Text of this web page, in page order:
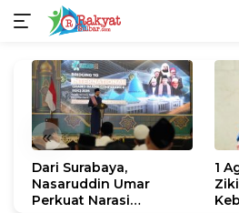
konten
«
Dari Surabaya,
Nasaruddin Umar
Perkuat Narasi
1